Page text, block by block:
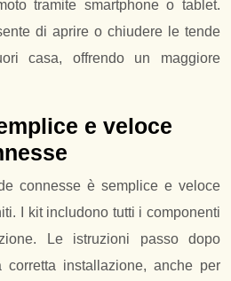
tramite smartphone o tablet.
di aprire o chiudere le tende
casa, offrendo un maggiore
e veloce
connesse è semplice e veloce
I kit includono tutti i componenti
Le istruzioni passo dopo
corretta installazione, anche per